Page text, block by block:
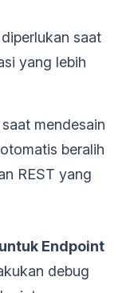
saat
yang lebih
mendesain
beralih
REST yang
Endpoint
debug